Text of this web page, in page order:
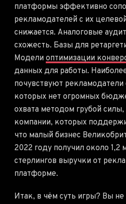
платформы эффективно
рекламодателей с их
снижается. Аналоговые
схожесть. Базы для
Модели оптимизации
данных для работы.
почувствуют рекламодатели
которых нет огромных
охвата методом грубой
компании, которых
что малый бизнес
2022 году получил около 1,2
стерлингов выручки от
платформе.
Итак, в чём суть игры? Вы